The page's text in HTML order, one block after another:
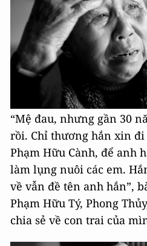
“Mệ đau, nhưng gần 30
rồi. Chỉ thương hắn xin
Phạm Hữu Cành, để anh
làm lụng nuôi các em.
về vẫn đề tên anh hắn”,
Phạm Hữu Tý, Phong
chia sẻ về con trai của